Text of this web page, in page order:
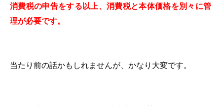
消費税の申告をする以上、消費税と本体価格を別々に管
理が必要です。
当たり前の話かもしれませんが、かなり大変です。